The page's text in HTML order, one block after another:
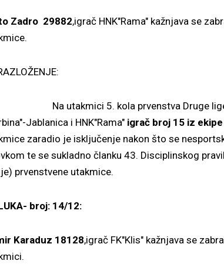
Zadro 29882,igrač HNK"Rama" kažnjava se
utakmici 5. kola prvenstva Druge lige
Jablanica i HNK"Rama" igrač broj 15 iz
zaradio je isključenje nakon što se
te se sukladno članku 43. Disciplinskog
prvenstvene utakmice.
broj: 14/12:
Karaduz 18128,igrač FK"Klis" kažnjava se